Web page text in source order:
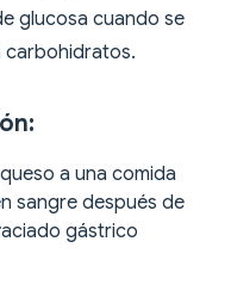
glucosa cuando se
carbohidratos.
a una comida
sangre después de
gástrico